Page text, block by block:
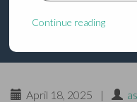
चतुर्थ
April 18, 2025 |
Continue reading